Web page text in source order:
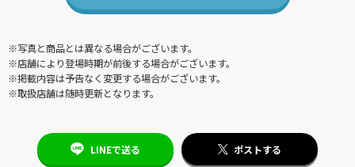
※写真と商品とは異なる場合がございます。
※店舗により登場時期が前後する場合がございます。
※掲載内容は予告なく変更する場合がございます。
※取扱店舗は随時更新となります。
LINEで送る ポストする